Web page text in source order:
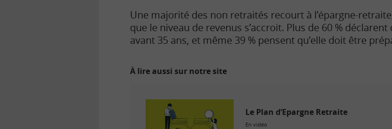
Une majorité des non retraités recourt à l’épargne-
que le niveau de revenus s’accroit. Plus de 60 %
avant 35 ans, et même 39 % pensent qu’elle doit être
À lire aussi sur notre site
Le Plan d’Epargne Retraite
En vidéo